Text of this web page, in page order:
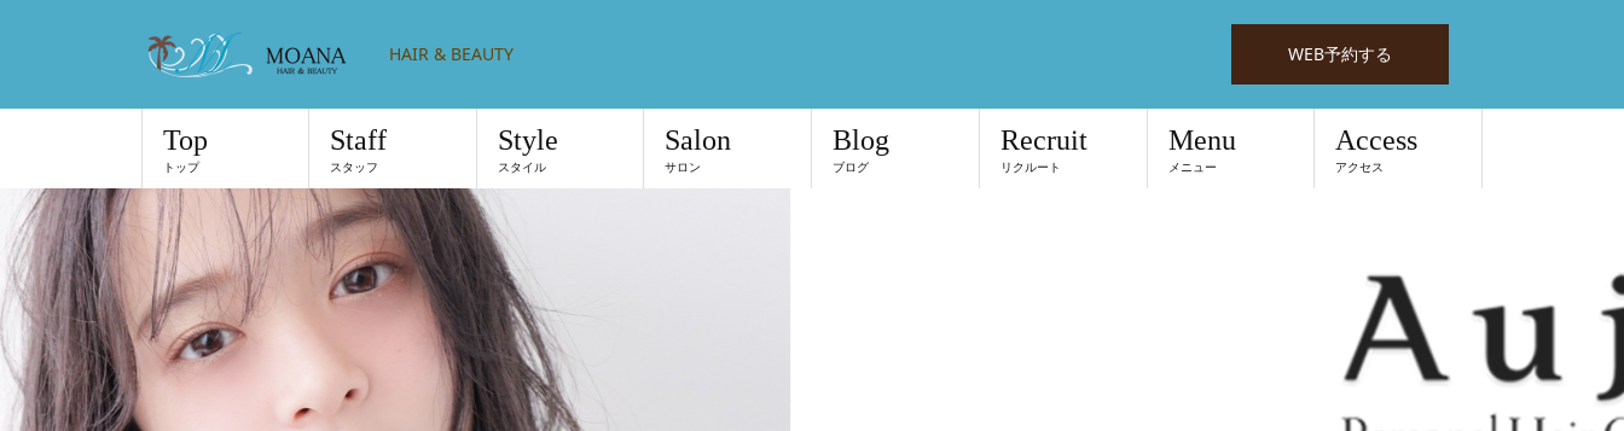
HAIR & BEAUTY WEB予約する
Top
トップ
Staff
スタッフ
Style
スタイル
Salon
サロン
Blog
ブログ
Recruit
リクルート
Menu
メニュー
Access
アクセス